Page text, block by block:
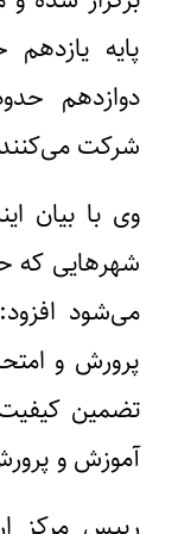
شرکت
وی با بیان
شهرهایی که
می‌شود
پرورش و
تضمین
آموزش و